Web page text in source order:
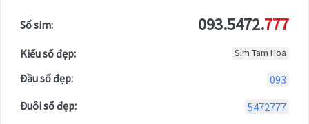
Số sim: 093.5472.777
Kiểu số đẹp: Sim Tam Hoa
Đầu số đẹp:
093
Đuôi số đẹp:
5472777